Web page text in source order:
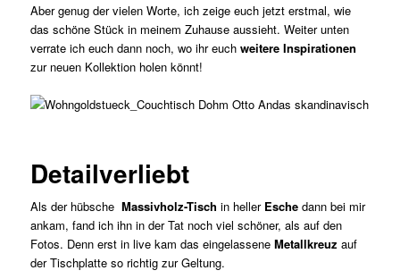
Aber genug der vielen Worte, ich zeige euch jetzt erstmal, wie
das schöne Stück in meinem Zuhause aussieht. Weiter unten
verrate ich euch dann noch, wo ihr euch weitere Inspirationen
zur neuen Kollektion holen könnt!
Detailverliebt
Als der hübsche Massivholz-Tisch in heller Eschedann bei mir
ankam, fand ich ihn in der Tat noch viel schöner, als auf den
Fotos. Denn erst in live kam das eingelassene Metallkreuz auf
der Tischplatte so richtig zur Geltung.